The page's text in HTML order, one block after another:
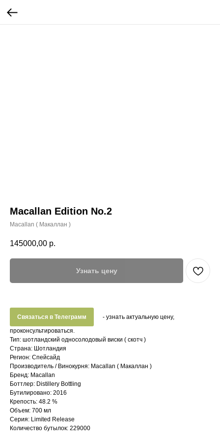
Macallan Edition No.2
Macallan ( Макаллан )
145000,00 р.
Узнать цену
Связаться в Телеграмм
- узнать актуальную цену,
проконсультироваться.
Тип: шотландский односолодовый виски ( скотч )
Страна: Шотландия
Регион: Спейсайд
Производитель / Винокурня: Macallan ( Макаллан )
Бренд: Macallan
Боттлер: Distillery Bottling
Бутилировано: 2016
Крепость: 48.2 %
Объем: 700 мл
Серия: Limited Release
Количество бутылок: 229000